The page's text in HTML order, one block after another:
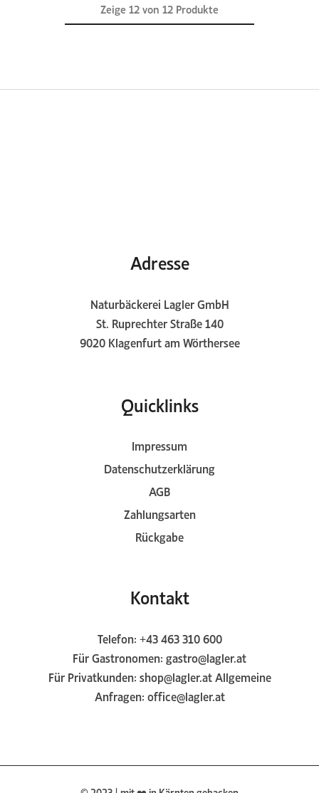
Zeige 12von 12 Produkte
Adresse
Naturbäckerei Lagler GmbH
St. Ruprechter Straße 140
9020 Klagenfurt am Wörthersee
Quicklinks
Impressum
Datenschutzerklärung
AGB
Zahlungsarten
Rückgabe
Kontakt
Telefon: +43 463 310 600
Für Gastronomen: gastro@lagler.at
Für Privatkunden: shop@lagler.atAllgemeine
Anfragen: office@lagler.at